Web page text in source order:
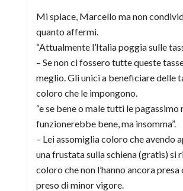
Mi spiace, Marcello ma non
quanto affermi.
“Attualmente l’Italia poggia sulle
– Se non ci fossero tutte queste
meglio. Gli unici a beneficiare delle
coloro che le impongono.
“e se bene o male tutti le pagassimo
funzionerebbe bene, ma insomma”.
– Lei assomiglia coloro che avendo
una frustata sulla schiena (gratis) si
coloro che non l’hanno ancora presa
preso di minor vigore.